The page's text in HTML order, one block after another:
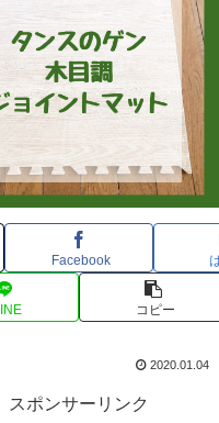
Facebook
コピー
2020.01.04
スポンサーリンク